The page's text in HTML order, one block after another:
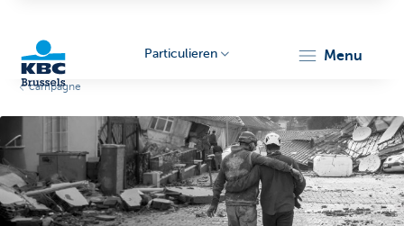
Particulieren menu
campagne